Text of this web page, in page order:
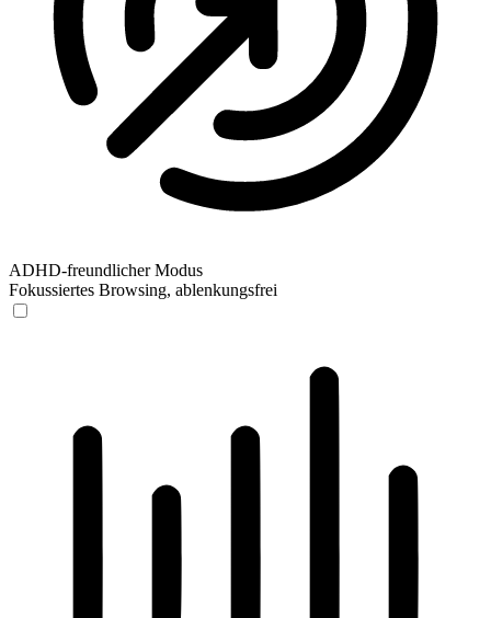
ADHD-freundlicher Modus
Fokussiertes Browsing, ablenkungsfrei